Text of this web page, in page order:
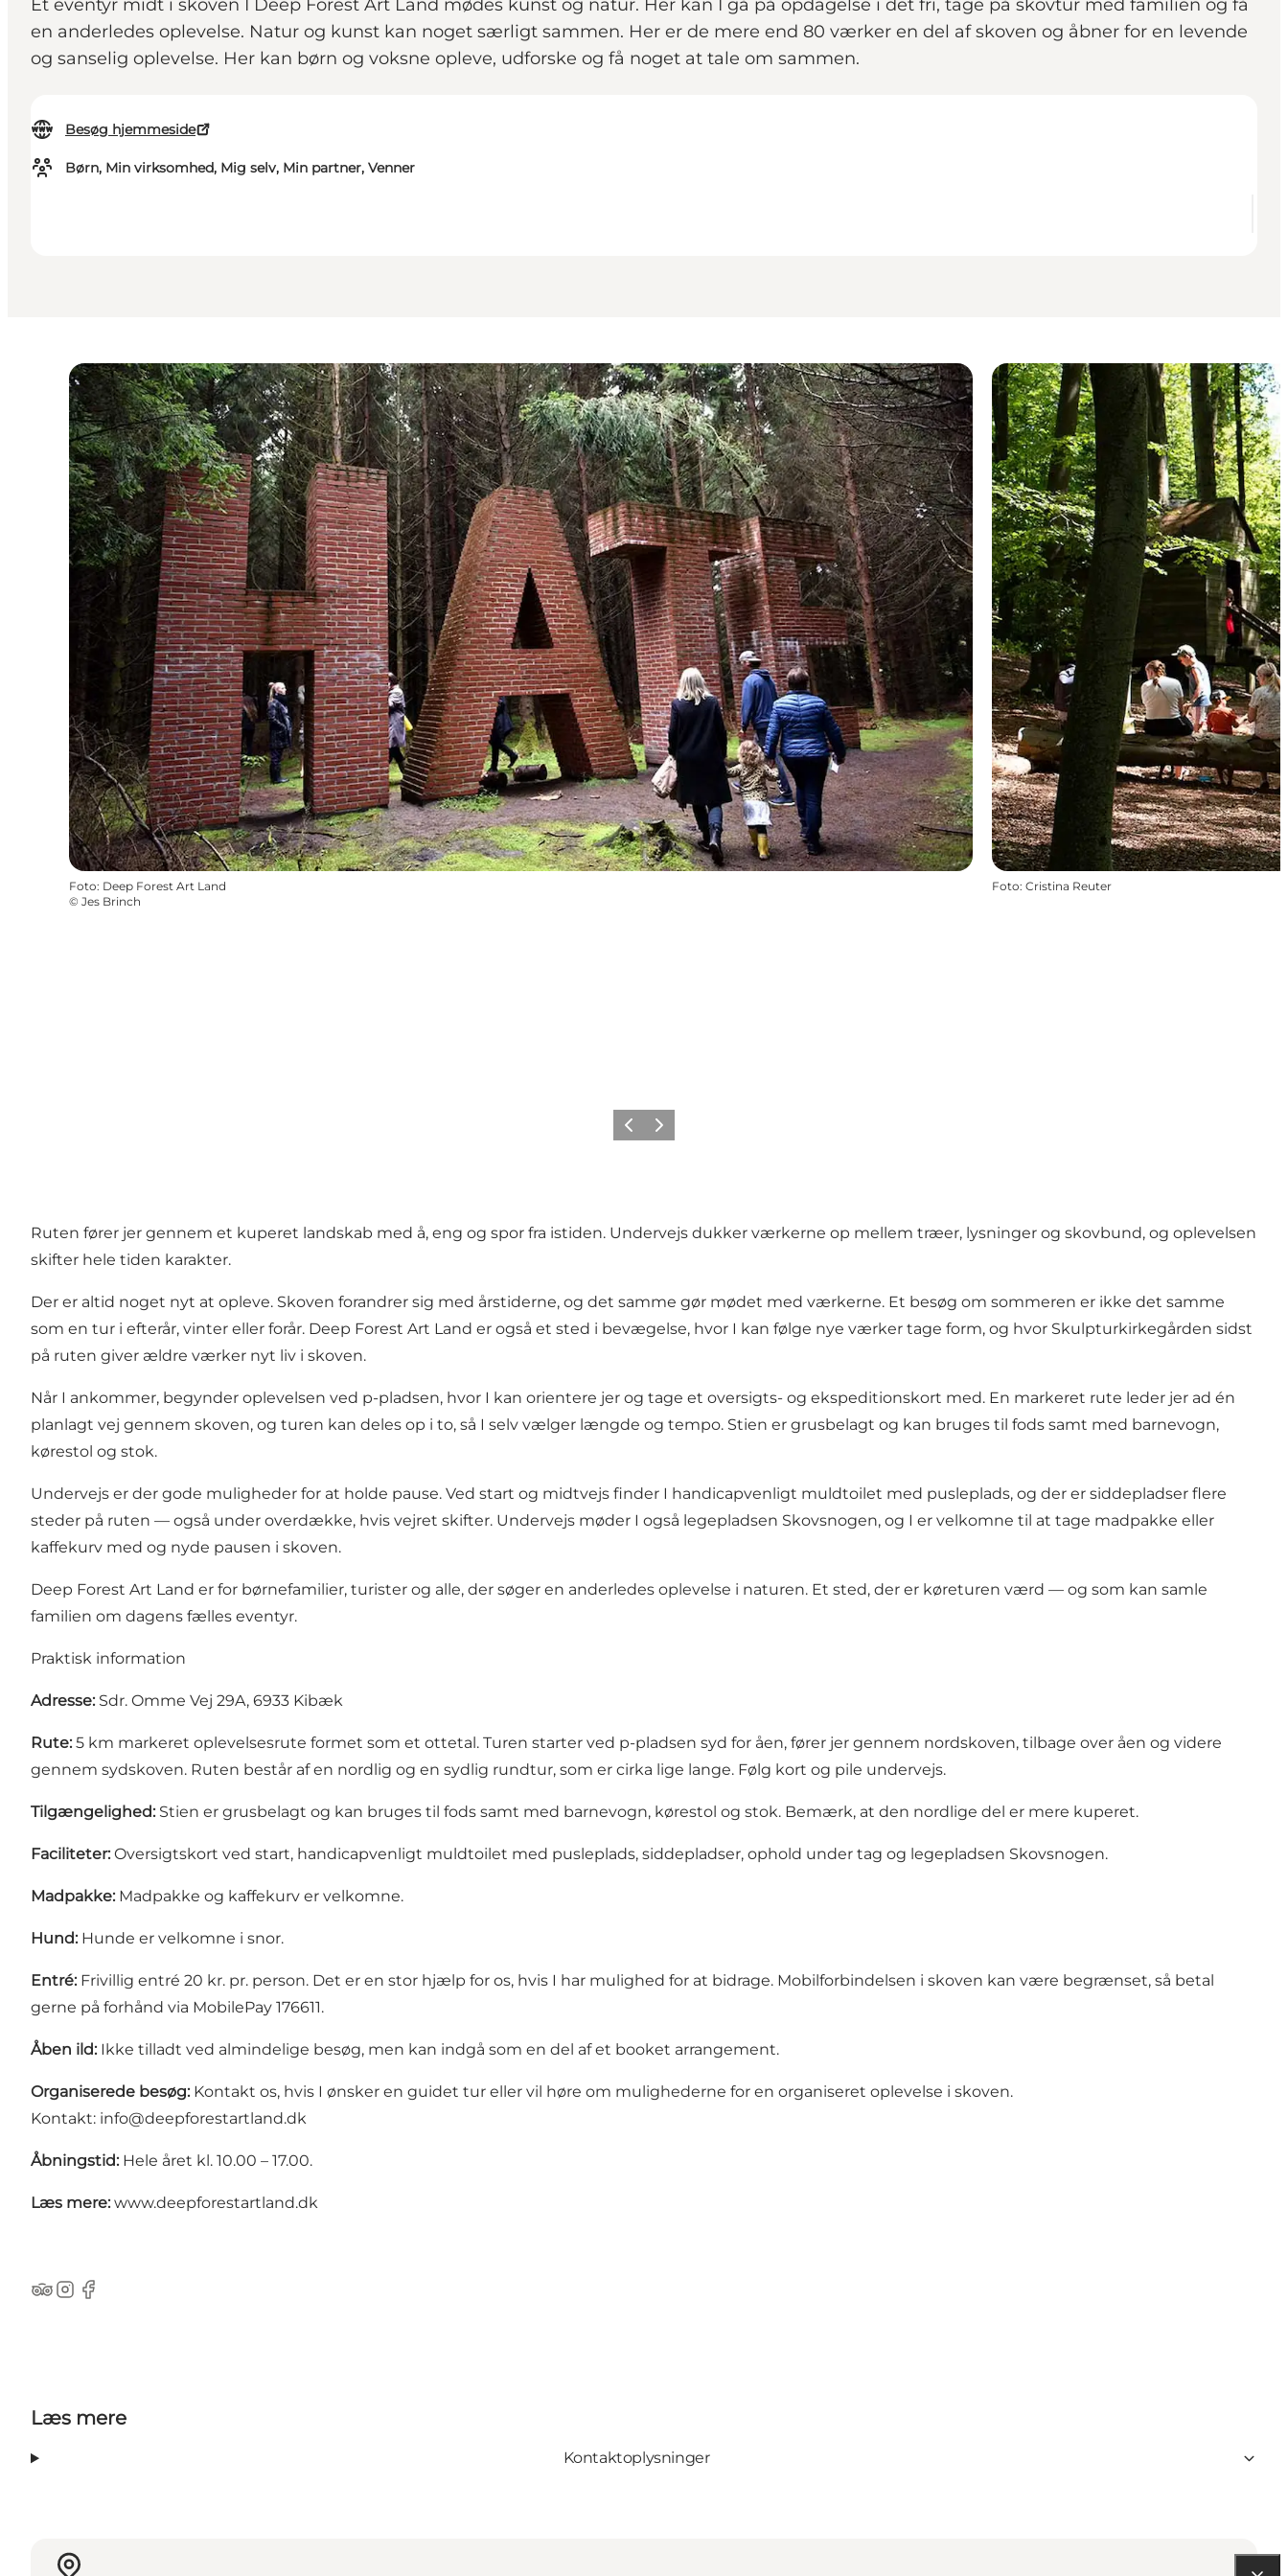
Et eventyr midt i skoven I Deep Forest Art Land mødes kunst og natur. Her kan I gå på opdagelse i det fri, tage på skovtur med familien og få
en anderledes oplevelse. Natur og kunst kan noget særligt sammen. Her er de mere end 80 værker en del af skoven og åbner for en levende
og sanselig oplevelse. Her kan børn og voksne opleve, udforske og få noget at tale om sammen.
Besøg hjemmeside
Børn, Min virksomhed, Mig selv, Min partner, Venner
Foto: Deep Forest Art Land
© Jes Brinch
Foto: Cristina Reuter
ForrigeNæste
Ruten fører jer gennem et kuperet landskab med å, eng og spor fra istiden. Undervejs dukker værkerne op mellem træer, lysninger og skovbund, og oplevelsen
skifter hele tiden karakter.
Der er altid noget nyt at opleve. Skoven forandrer sig med årstiderne, og det samme gør mødet med værkerne. Et besøg om sommeren er ikke det samme
som en tur i efterår, vinter eller forår. Deep Forest Art Land er også et sted i bevægelse, hvor I kan følge nye værker tage form, og hvor Skulpturkirkegården sidst
på ruten giver ældre værker nyt liv i skoven.
Når I ankommer, begynder oplevelsen ved p-pladsen, hvor I kan orientere jer og tage et oversigts- og ekspeditionskort med. En markeret rute leder jer ad én
planlagt vej gennem skoven, og turen kan deles op i to, så I selv vælger længde og tempo. Stien er grusbelagt og kan bruges til fods samt med barnevogn,
kørestol og stok.
Undervejs er der gode muligheder for at holde pause. Ved start og midtvejs finder I handicapvenligt muldtoilet med pusleplads, og der er siddepladser flere
steder på ruten — også under overdække, hvis vejret skifter. Undervejs møder I også legepladsen Skovsnogen, og I er velkomne til at tage madpakke eller
kaffekurv med og nyde pausen i skoven.
Deep Forest Art Land er for børnefamilier, turister og alle, der søger en anderledes oplevelse i naturen. Et sted, der er køreturen værd — og som kan samle
familien om dagens fælles eventyr.
Praktisk information
Adresse: Sdr. Omme Vej 29A, 6933 Kibæk
Rute: 5 km markeret oplevelsesrute formet som et ottetal. Turen starter ved p-pladsen syd for åen, fører jer gennem nordskoven, tilbage over åen og videre
gennem sydskoven. Ruten består af en nordlig og en sydlig rundtur, som er cirka lige lange. Følg kort og pile undervejs.
Tilgængelighed: Stien er grusbelagt og kan bruges til fods samt med barnevogn, kørestol og stok. Bemærk, at den nordlige del er mere kuperet.
Faciliteter: Oversigtskort ved start, handicapvenligt muldtoilet med pusleplads, siddepladser, ophold under tag og legepladsen Skovsnogen.
Madpakke: Madpakke og kaffekurv er velkomne.
Hund: Hunde er velkomne i snor.
Entré: Frivillig entré 20 kr. pr. person. Det er en stor hjælp for os, hvis I har mulighed for at bidrage. Mobilforbindelsen i skoven kan være begrænset, så betal
gerne på forhånd via MobilePay 176611.
Åben ild: Ikke tilladt ved almindelige besøg, men kan indgå som en del af et booket arrangement.
Organiserede besøg: Kontakt os, hvis I ønsker en guidet tur eller vil høre om mulighederne for en organiseret oplevelse i skoven.
Kontakt: info@deepforestartland.dk
Åbningstid: Hele året kl. 10.00 – 17.00.
Læs mere: www.deepforestartland.dk
Tripadvisor
Instagram
Facebook
Læs mere
Kontaktoplysninger